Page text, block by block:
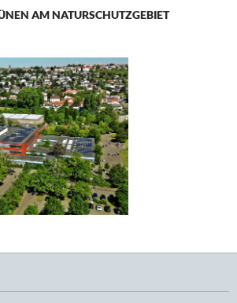
AM NATURSCHUTZGEBIET